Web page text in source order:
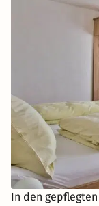
In den